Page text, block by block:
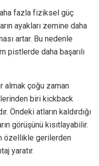
fazla fiziksel güç
ayakları zemine daha
artar. Bu nedenle
pistlerde daha başarılı
almak çoğu zaman
biri kickback
Öndeki atların kaldırdığı
görüşünü kısıtlayabilir.
özellikle gerilerden
yaratır.